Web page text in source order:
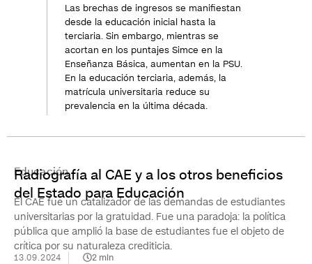
Las brechas de ingresos se manifiestan
desde la educación inicial hasta la
terciaria. Sin embargo, mientras se
acortan en los puntajes Simce en la
Enseñanza Básica, aumentan en la PSU.
En la educación terciaria, además, la
matrícula universitaria reduce su
prevalencia en la última década.
Educación
Radiografía al CAE y a los otros beneficios
del Estado para Educación
El CAE fue un catalizador de las demandas de estudiantes
universitarias por la gratuidad. Fue una paradoja: la política
pública que amplió la base de estudiantes fue el objeto de
crítica por su naturaleza crediticia.
13.09.2024 2 min